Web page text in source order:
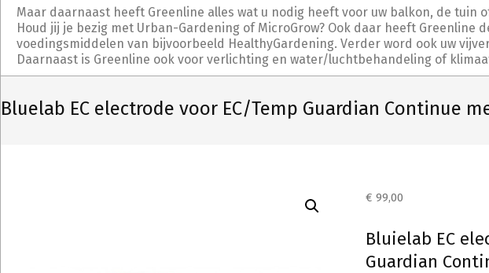
Maar daarnaast heeft Greenline alles wat u nodig heeft voor uw balkon, de tuin
Houd jij je bezig met Urban-Gardening of MicroGrow? Ook daar heeft
voedingsmiddelen van bijvoorbeeld HealthyGardening. Verder word ook uw
Daarnaast is Greenline ook voor verlichting en water/luchtbehandeling of
Bluelab EC electrode voor EC/Temp Guardian Continue
€ 99,00
Bluielab EC
Guardian